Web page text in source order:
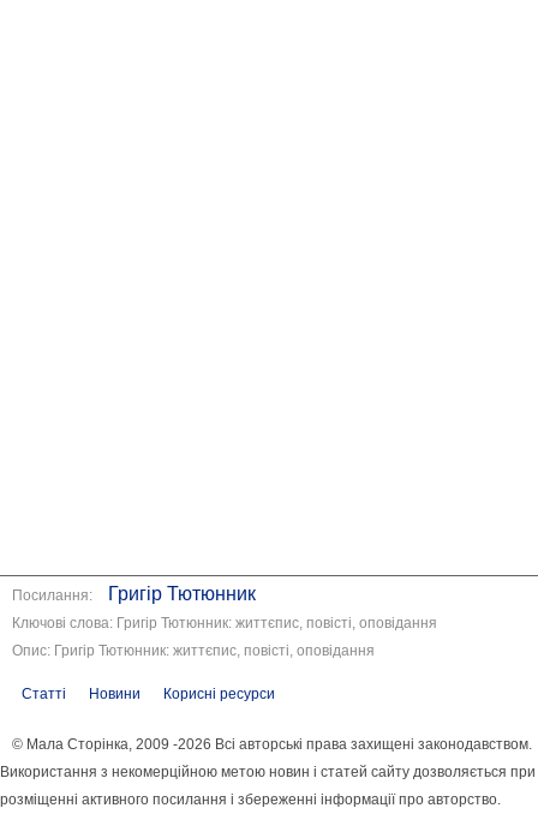
Посилання: Григір Тютюнник
Ключові слова: Григір Тютюнник: життєпис, повісті, оповідання
Опис: Григір Тютюнник: життєпис, повісті, оповідання
Статті Новини Корисні ресурси
© Мала Сторінка, 2009 -2026 Всі авторські права захищені законодавством.
Використання з некомерційною метою новин і статей сайту дозволяється при
розміщенні активного посилання і збереженні інформації про авторство.